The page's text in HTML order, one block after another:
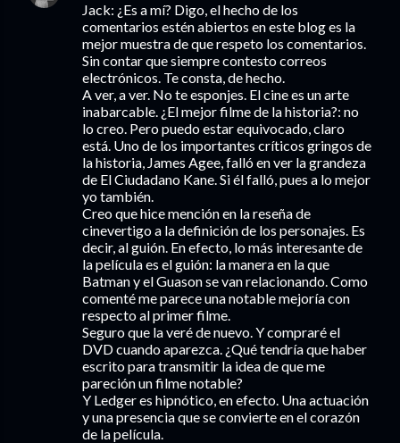
Jack: ¿Es a mí? Digo, el hecho de los
comentarios estén abiertos en este blog es la
mejor muestra de que respeto los comentarios.
Sin contar que siempre contesto correos
electrónicos. Te consta, de hecho.
A ver, a ver. No te esponjes. El cine es un arte
inabarcable. ¿El mejor filme de la historia?: no
lo creo. Pero puedo estar equivocado, claro
está. Uno de los importantes críticos gringos de
la historia, James Agee, falló en ver la grandeza
de El Ciudadano Kane. Si él falló, pues a lo mejor
yo también.
Creo que hice mención en la reseña de
cinevertigo a la definición de los personajes. Es
decir, al guión. En efecto, lo más interesante de
la película es el guión: la manera en la que
Batman y el Guason se van relacionando. Como
comenté me parece una notable mejoría con
respecto al primer filme.
Seguro que la veré de nuevo. Y compraré el
DVD cuando aparezca. ¿Qué tendría que haber
escrito para transmitir la idea de que me
pareción un filme notable?
Y Ledger es hipnótico, en efecto. Una actuación
y una presencia que se convierte en el corazón
de la película.